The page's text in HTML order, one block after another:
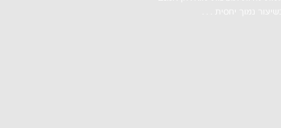
נמוך יחסית . . .